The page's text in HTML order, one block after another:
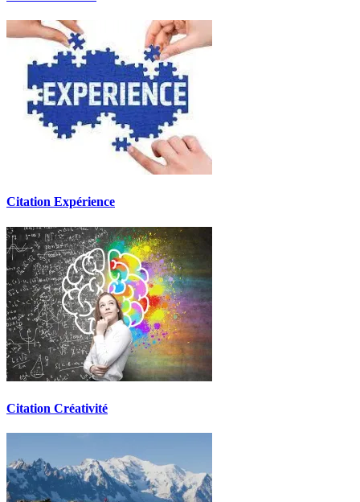
Citation Expérience
Citation Créativité